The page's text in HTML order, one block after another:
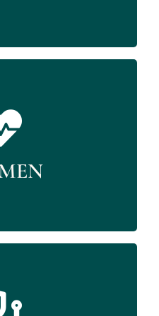
de vos douleurs.
en deux étapes est
sans mouvements
la mobilité